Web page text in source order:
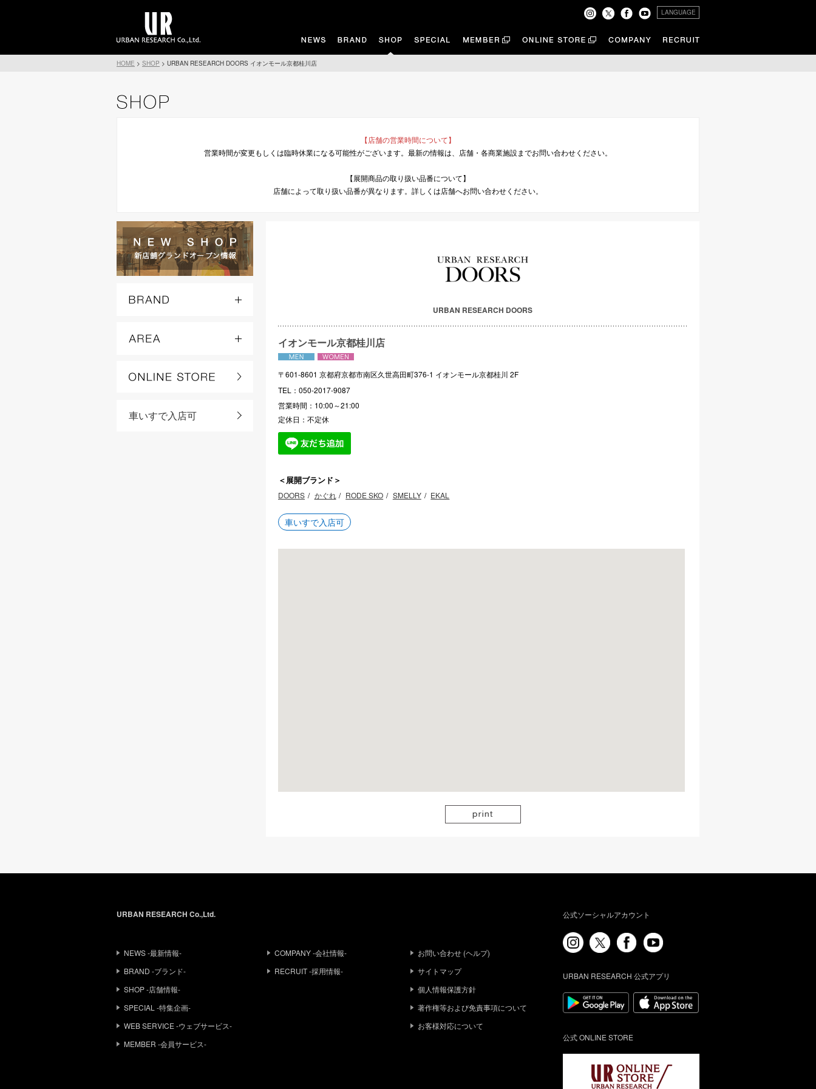
LANGUAGE
HOME > SHOP > URBAN RESEARCH DOORS イオンモール京都桂川店
【店舗の営業時間について】
営業時間が変更もしくは臨時休業になる可能性がございます。最新の情報は、店舗・各商業施設までお問い合わせください。
【展開商品の取り扱い品番について】
店舗によって取り扱い品番が異なります。詳しくは店舗へお問い合わせください。
URBAN RESEARCH DOORS
イオンモール京都桂川店
〒601-8601 京都府京都市南区久世高田町376-1 イオンモール京都桂川 2F
TEL：050-2017-9087
営業時間：10:00～21:00
定休日：不定休
＜展開ブランド＞
DOORS かぐれ RODE SKO SMELLY EKAL
車いすで入店可
車いすで入店可
URBAN RESEARCH Co.,Ltd.
NEWS -最新情報-
BRAND -ブランド-
SHOP -店舗情報-
SPECIAL -特集企画-
WEB SERVICE -ウェブサービス-
MEMBER -会員サービス-
COMPANY -会社情報-
RECRUIT -採用情報-
お問い合わせ (ヘルプ)
サイトマップ
個人情報保護方針
著作権等および免責事項について
お客様対応について
公式ソーシャルアカウント
URBAN RESEARCH 公式アプリ
公式 ONLINE STORE